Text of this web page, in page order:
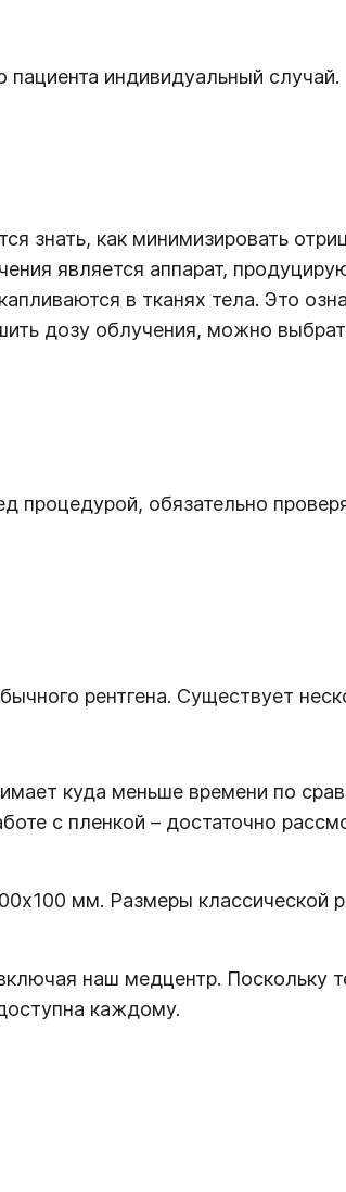
индивидуальный случай.
знать, как минимизировать
является аппарат,
в тканях тела. Это
дозу облучения, можно
процедурой, обязательно
рентгена. Существует
куда меньше времени по
с пленкой – достаточно
мм. Размеры классической
наш медцентр. Поскольку
каждому.